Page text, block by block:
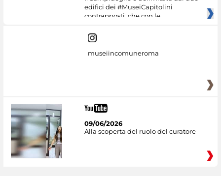
edifici dei #MuseiCapitolini
contrapposti, che con le
museiincomuneroma
09/06/2026
Alla scoperta del ruolo del curatore